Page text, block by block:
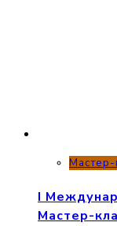
Мастер-
I
Мастер-